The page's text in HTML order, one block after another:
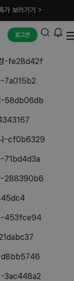
가 보러가기 >
로그인
경-fe28d42f
-7a015b2
-58db06db
나-cf0b6329
-71bd4d3a
-288390b6
-453fce94
-d8bb5746
-3ac448a2